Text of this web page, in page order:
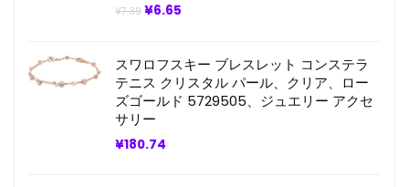
¥7.39 元
は
¥7.39
で
し
た。
¥6.65
格
は
¥6.65
で
スワロフスキー ブレスレット コンステラ
テニス クリスタル パール、クリア、ロー
ズゴールド 5729505、ジュエリー アクセ
サリー
¥180.74